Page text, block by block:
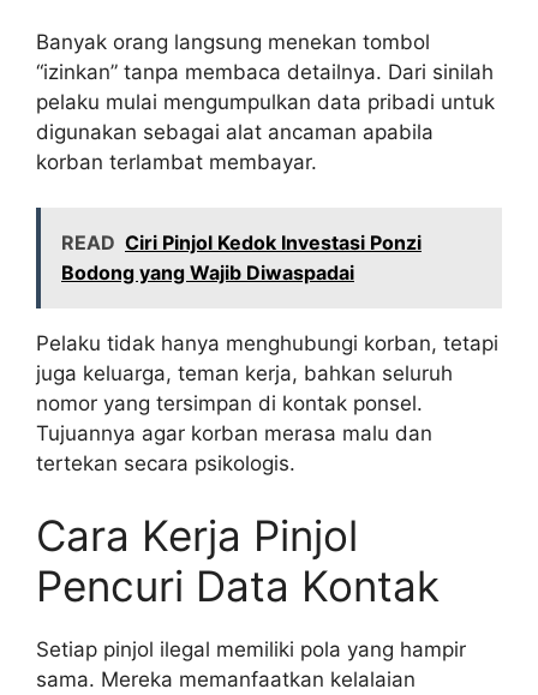
Banyak orang langsung menekan tombol
“izinkan” tanpa membaca detailnya. Dari sinilah
pelaku mulai mengumpulkan data pribadi untuk
digunakan sebagai alat ancaman apabila
korban terlambat membayar.
READ Ciri Pinjol Kedok Investasi Ponzi
Bodong yang Wajib Diwaspadai
Pelaku tidak hanya menghubungi korban, tetapi
juga keluarga, teman kerja, bahkan seluruh
nomor yang tersimpan di kontak ponsel.
Tujuannya agar korban merasa malu dan
tertekan secara psikologis.
Cara Kerja Pinjol
Pencuri Data Kontak
Setiap pinjol ilegal memiliki pola yang hampir
sama. Mereka memanfaatkan kelalaian